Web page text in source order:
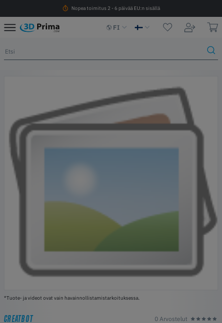
Nopea toimitus 2 - 6 päivää EU:n sisällä
FI
*Tuote- ja videot ovat vain havainnollistamistarkoituksessa.
CREATBOT 0 Arvostelut